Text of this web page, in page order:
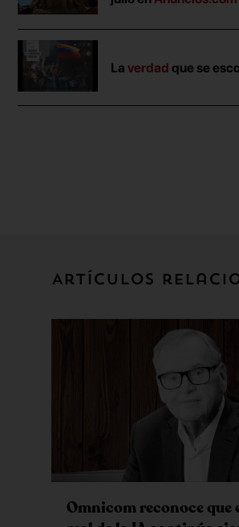
Laverdad que se
Artículos
Omnicom reconoce que